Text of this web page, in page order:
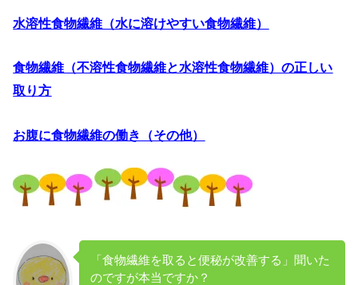
水溶性食物繊維（水に溶けやすい食物繊維）
食物繊維（不溶性食物繊維と水溶性食物繊維）の正しい
取り方
お腹に食物繊維の働き（その他）
「食物繊維を取ると便秘が改善する」聞いた
のですが本当ですか？